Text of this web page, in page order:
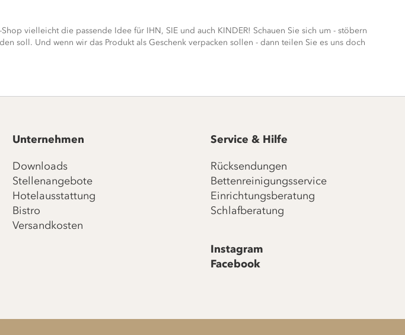
vielleicht die passende Idee für IHN, SIE und auch KINDER! Schauen Sie sich um - stöbern
soll. Und wenn wir das Produkt als Geschenk verpacken sollen - dann teilen Sie es uns doch
Unternehmen
Downloads
Stellenangebote
Hotelausstattung
Bistro
Versandkosten
Service & Hilfe
Rücksendungen
Bettenreinigungsservice
Einrichtungsberatung
Schlafberatung
Instagram
Facebook